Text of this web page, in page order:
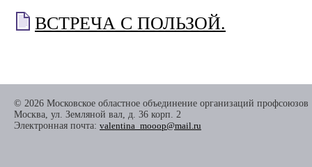
ВСТРЕЧА С ПОЛЬЗОЙ.
© 2026 Московское областное объединение организаций профсоюзов
Москва, ул. Земляной вал, д. 36 корп. 2
Электронная почта: valentina_mooop@mail.ru